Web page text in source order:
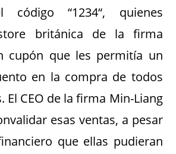
código “1234“, quienes
británica de la firma
cupón que les permitía un
en la compra de todos
El CEO de la firma Min-Liang
esas ventas, a pesar
que ellas pudieran